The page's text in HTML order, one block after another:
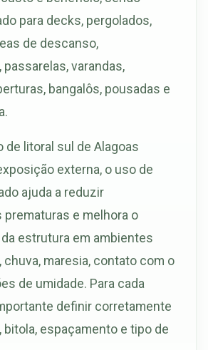
para decks, pergolados,
de descanso,
varandas,
bangalôs, pousadas e
de litoral sul de Alagoas
externa, o uso de
ajuda a reduzir
e melhora o
estrutura em ambientes
maresia, contato com o
de umidade. Para cada
definir corretamente
espaçamento e tipo de